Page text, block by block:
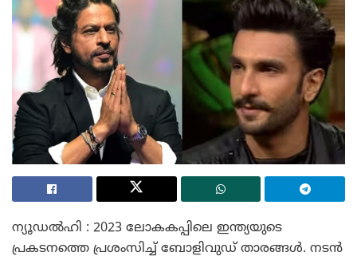
ന്യൂഡൽഹി : 2023 ലോകകപ്പിലെ ഇന്ത്യയുടെ
പ്രകടനത്തെ പ്രശംസിച്ച് ബോളിവുഡ് താരങ്ങൾ. നടൻ